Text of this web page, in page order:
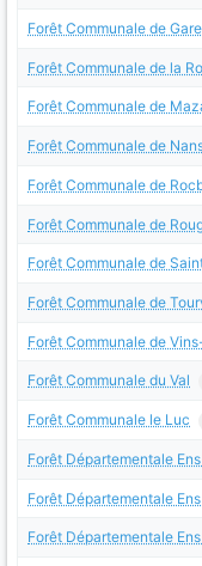
Forêt Communale de
Forêt Communale de la
Forêt Communale de
Forêt Communale de
Forêt Communale de
Forêt Communale de
Forêt Communale de
Forêt Communale de
Forêt Communale de
Forêt Communale du Val
Forêt Communale le Luc
Forêt Départementale
Forêt Départementale
Forêt Départementale